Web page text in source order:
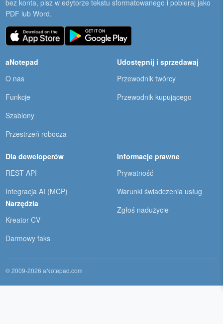
bez konta, pisz w edytorze tekstu sformatowanego i pobieraj jako
PDF lub Word.
aNotepad
O nas
Funkcje
Szablony
Przestrzeń robocza
Udostępnij i sprzedawaj
Przewodnik twórcy
Przewodnik kupującego
Dla deweloperów
REST API
Integracja AI (MCP)
Narzędzia
Kreator CV
Darmowy faks
Informacje prawne
Prywatność
Warunki świadczenia usług
Zgłoś nadużycie
© 2009-2026 aNotepad.com